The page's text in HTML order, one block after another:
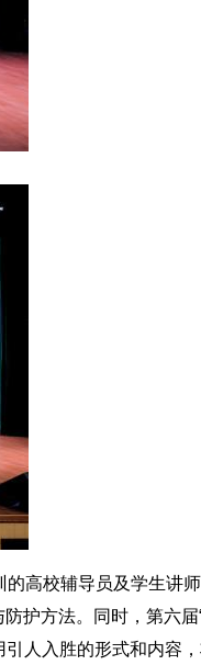
高校辅导员及学生讲师
护方法。同时，第六届
人入胜的形式和内容